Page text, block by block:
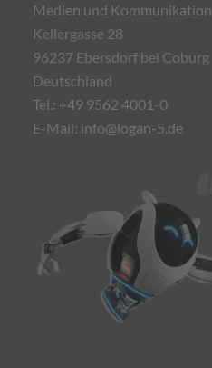
Medien und Kommunikation
Kellergasse 28
96237 Ebersdorf bei Coburg
Deutschland
Tel.: +49 9562 4001-0
E-Mail: info@logan-5.de